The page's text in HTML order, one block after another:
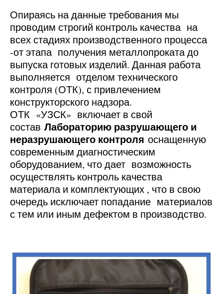
Опираясь на данные требования мы
проводим строгий контроль качества на
всех стадиях производственного процесса
-от этапа получения металлопроката до
выпуска готовых изделий. Данная работа
выполняется отделом технического
контроля (ОТК), с привлечением
конструкторского надзора.
ОТК «УЗСК» включает в свой
состав Лабораторию разрушающего и
неразрушающего контроля оснащенную
современным диагностическим
оборудованием, что дает возможность
осуществлять контроль качества
материала и комплектующих , что в свою
очередь исключает попадание материалов
с тем или иным дефектом в производство.